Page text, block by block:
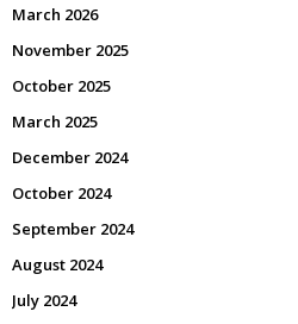
March 2026
November 2025
October 2025
March 2025
December 2024
October 2024
September 2024
August 2024
July 2024